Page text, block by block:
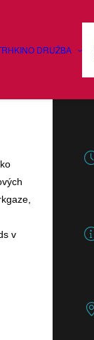
KINO DRUŽBA
v